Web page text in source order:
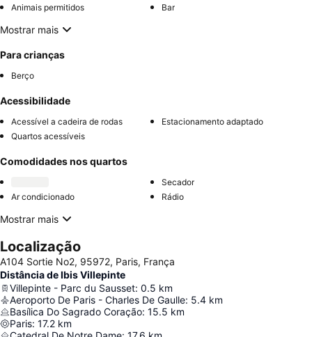
Animais permitidos
Bar
Mostrar mais
Para crianças
Berço
Acessibilidade
Acessível a cadeira de rodas
Estacionamento adaptado
Quartos acessíveis
Comodidades nos quartos
Secador
Ar condicionado
Rádio
Mostrar mais
Localização
A104 Sortie No2, 95972, Paris, França
Distância de Ibis Villepinte
Villepinte - Parc du Sausset: 0.5 km
Aeroporto De Paris - Charles De Gaulle: 5.4 km
Basílica Do Sagrado Coração: 15.5 km
Paris: 17.2 km